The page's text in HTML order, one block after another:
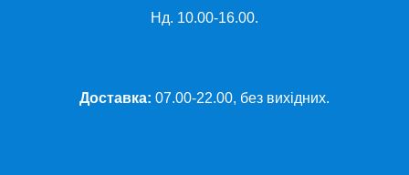
Нд. 10.00-16.00.
Доставка: 07.00-22.00, без вихідних.